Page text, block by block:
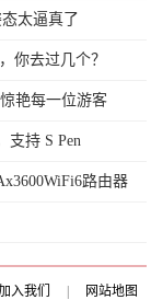
太逼真了
你去过几个？
艳每一位游客
支持 S Pen
路由器
入我们
网站地图